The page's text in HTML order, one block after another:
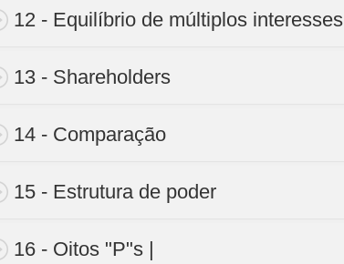
12 - Equilíbrio de múltiplos interesses
13 - Shareholders
14 - Comparação
15 - Estrutura de poder
16 - Oitos "P"s |